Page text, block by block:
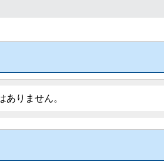
りません。